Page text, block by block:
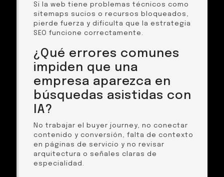
Si la web tiene problemas técnicos como
sitemaps sucios o recursos bloqueados,
pierde fuerza y dificulta que la estrategia
SEO funcione correctamente.
¿Qué errores comunes
impiden que una
empresa aparezca en
búsquedas asistidas con
IA?
No trabajar el buyer journey, no conectar
contenido y conversión, falta de contexto
en páginas de servicio y no revisar
arquitectura o señales claras de
especialidad.